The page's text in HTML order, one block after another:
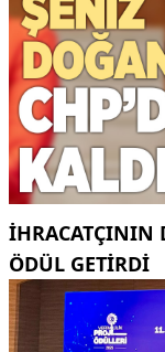
İHRACATÇININ
ÖDÜL GETIRDI